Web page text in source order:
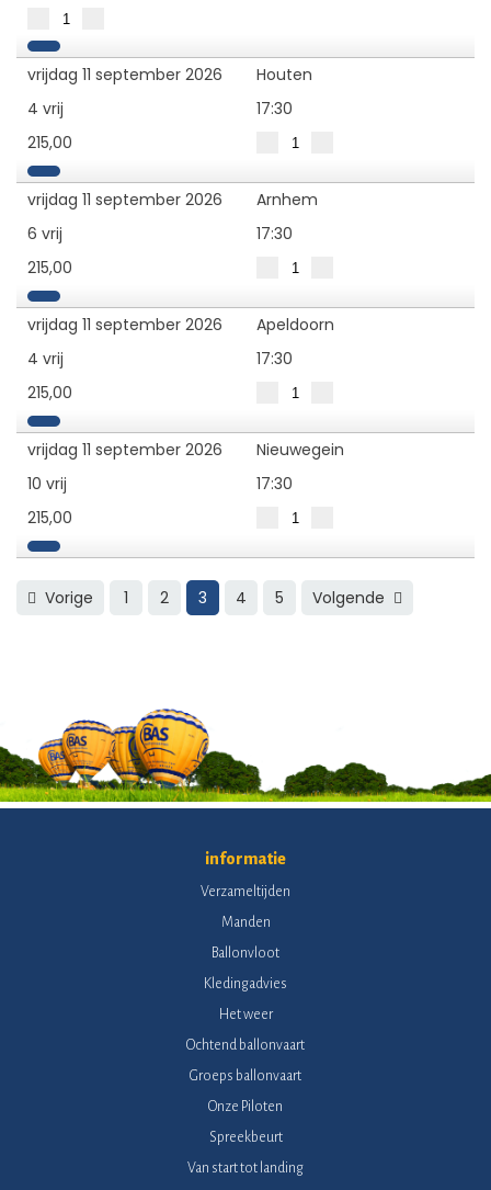
vrijdag 11 september 2026
Houten
4 vrij
17:30
215,00
vrijdag 11 september 2026
Arnhem
6 vrij
17:30
215,00
vrijdag 11 september 2026
Apeldoorn
4 vrij
17:30
215,00
vrijdag 11 september 2026
Nieuwegein
10 vrij
17:30
215,00
Vorige 1 2 3 4 5 Volgende
informatie
Verzameltijden
Manden
Ballonvloot
Kledingadvies
Het weer
Ochtend ballonvaart
Groeps ballonvaart
Onze Piloten
Spreekbeurt
Van start tot landing